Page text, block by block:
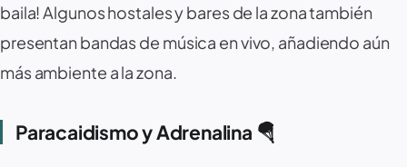
baila! Algunos hostales y bares de la zona también
presentan bandas de música en vivo, añadiendo aún
más ambiente a la zona.
Paracaidismo y Adrenalina 🪂